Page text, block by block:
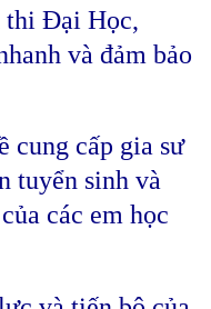
thi Đại Học,
và đảm bảo
cung cấp gia sư
tuyển sinh và
các em học